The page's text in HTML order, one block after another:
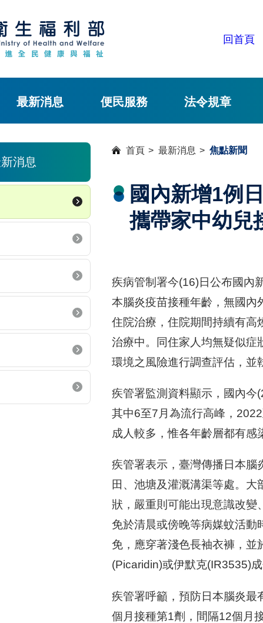
回首頁
最新消息 便民服務 法令規章
消息
首頁 最新消息 焦點新聞
國內新增1例
攜帶家中幼兒
疾病管制署今(16)日公布國內
本腦炎疫苗接種年齡，無國內
住院治療，住院期間持續有高
治療中。同住家人均無疑似症
環境之風險進行調查評估，並
疾管署監測資料顯示，國內今
其中6至7月為流行高峰，
成人較多，惟各年齡層都有感
疾管署表示，臺灣傳播日本腦
田、池塘及灌溉溝渠等處。
狀，嚴重則可能出現意識改變
免於清晨或傍晚等病媒蚊活動
免，應穿著淺色長袖衣褲，
(Picaridin)或伊默克(IR3535)成
疾管署呼籲，預防日本腦炎最
個月接種第1劑，間隔12個月